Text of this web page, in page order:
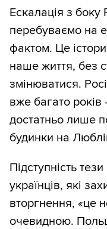
Ескалація з боку
перебуваємо на
фактом. Це
наше життя, без
змінюватися.
вже багато років
достатньо лише
будинки на
Підступність
українців, які
вторгнення, «це
очевидною.